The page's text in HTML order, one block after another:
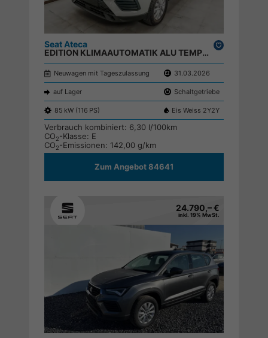
Seat Ateca
EDITION KLIMAAUTOMATIK ALU TEMPOMAT EL.PAKET ;
Neuwagen mit Tageszulassung 31.03.2026
auf Lager Schaltgetriebe
85 kW (116 PS) Eis Weiss 2Y2Y
Verbrauch kombiniert: 6,30 l/100km
CO2-Klasse: E
CO2-Emissionen: 142,00 g/km
Zum Angebot 84641
24.790,– €
inkl. 19% MwSt.